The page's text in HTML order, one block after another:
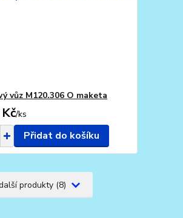
vůz M120.306 O maketa
/ks
Přidat do košíku
produkty (8)